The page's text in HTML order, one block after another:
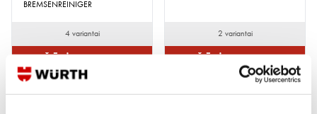
BREMSENREINIGER
4 variantai
Žiūrėti detaliau
2 variantai
Žiūrėti detaliau